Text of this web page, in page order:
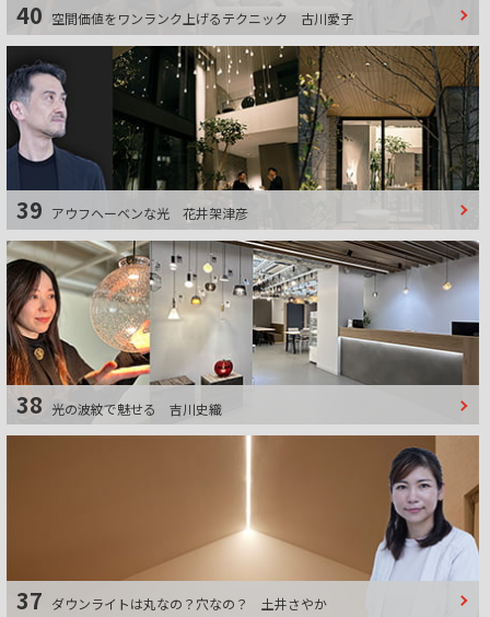
40 空間価値をワンランク上げるテクニック 古川愛子
39 アウフヘーベンな光 花井架津彦
38 光の波紋で魅せる 吉川史織
37 ダウンライトは丸なの？穴なの？ 土井さやか